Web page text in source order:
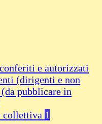
e autorizzati
(dirigenti e non
pubblicare in
collettiva 1